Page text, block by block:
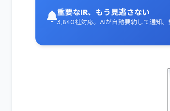
重要なIR、もう見逃さない
3,840社対応。AIが自動要約して通知。